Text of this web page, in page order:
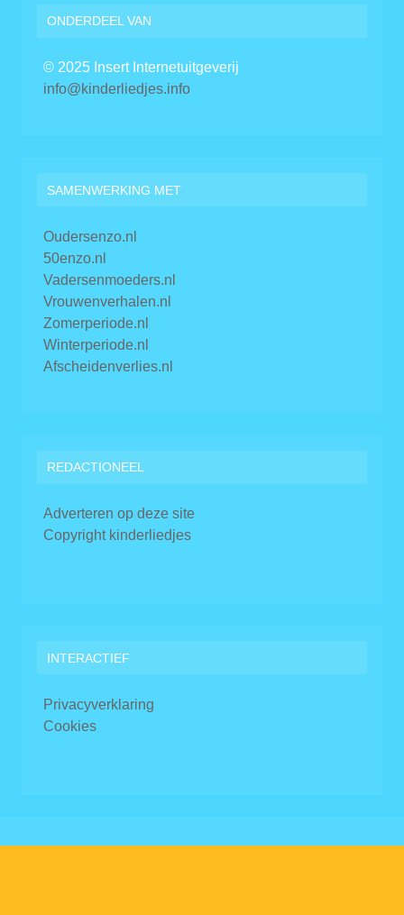
ONDERDEEL VAN
© 2025 Insert Internetuitgeverij
info@kinderliedjes.info
SAMENWERKING MET
Oudersenzo.nl
50enzo.nl
Vadersenmoeders.nl
Vrouwenverhalen.nl
Zomerperiode.nl
Winterperiode.nl
Afscheidenverlies.nl
REDACTIONEEL
Adverteren op deze site
Copyright kinderliedjes
INTERACTIEF
Privacyverklaring
Cookies